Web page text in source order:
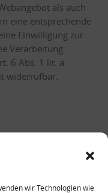
wir Technologien wie
als auch
eine entsprechende
Einwilligung zur
Verarbeitung
6 Abs. 1 lit. a
widerrufbar.